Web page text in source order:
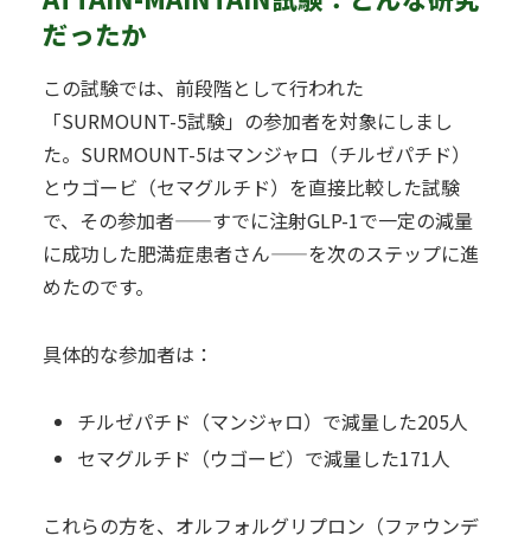
だったか
この試験では、前段階として行われた
「SURMOUNT-5試験」の参加者を対象にしまし
た。SURMOUNT-5はマンジャロ（チルゼパチド）
とウゴービ（セマグルチド）を直接比較した試験
で、その参加者——すでに注射GLP-1で一定の減量
に成功した肥満症患者さん——を次のステップに進
めたのです。
具体的な参加者は：
チルゼパチド（マンジャロ）で減量した205人
セマグルチド（ウゴービ）で減量した171人
これらの方を、オルフォルグリプロン（ファウンデ